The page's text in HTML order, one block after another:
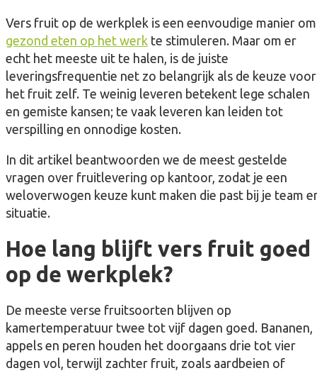
Vers fruit op de werkplek is een eenvoudige manier om
gezond eten op het werk te stimuleren. Maar om er
echt het meeste uit te halen, is de juiste
leveringsfrequentie net zo belangrijk als de keuze voor
het fruit zelf. Te weinig leveren betekent lege schalen
en gemiste kansen; te vaak leveren kan leiden tot
verspilling en onnodige kosten.
In dit artikel beantwoorden we de meest gestelde
vragen over fruitlevering op kantoor, zodat je een
weloverwogen keuze kunt maken die past bij je team
situatie.
Hoe lang blijft vers fruit goed
op de werkplek?
De meeste verse fruitsoorten blijven op
kamertemperatuur twee tot vijf dagen goed. Bananen,
appels en peren houden het doorgaans drie tot vier
dagen vol, terwijl zachter fruit, zoals aardbeien of